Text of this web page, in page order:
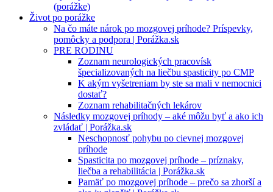
(porážke)
Život po porážke
Na čo máte nárok po mozgovej príhode? Príspevky,
pomôcky a podpora | Porážka.sk
PRE RODINU
Zoznam neurologických pracovísk
špecializovaných na liečbu spasticity po CMP
K akým vyšetreniam by ste sa mali v nemocnici
dostať?
Zoznam rehabilitačných lekárov
Následky mozgovej príhody – aké môžu byť a ako ich
zvládať | Porážka.sk
Neschopnosť pohybu po cievnej mozgovej
príhode
Spasticita po mozgovej príhode – príznaky,
liečba a rehabilitácia | Porážka.sk
Pamäť po mozgovej príhode – prečo sa zhorší a